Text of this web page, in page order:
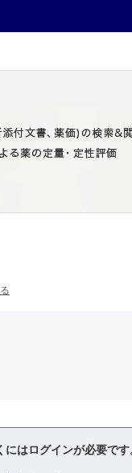
はログインが必要です